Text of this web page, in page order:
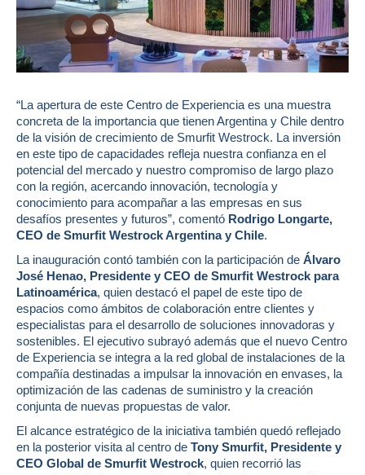
“La apertura de este Centro de Experiencia es una muestra
concreta de la importancia que tienen Argentina y Chile dentro
de la visión de crecimiento de Smurfit Westrock. La inversión
en este tipo de capacidades refleja nuestra confianza en el
potencial del mercado y nuestro compromiso de largo plazo
con la región, acercando innovación, tecnología y
conocimiento para acompañar a las empresas en sus
desafíos presentes y futuros”, comentó Rodrigo Longarte,
CEO de Smurfit Westrock Argentina y Chile.
La inauguración contó también con la participación de Álvaro
José Henao, Presidente y CEO de Smurfit Westrock para
Latinoamérica, quien destacó el papel de este tipo de
espacios como ámbitos de colaboración entre clientes y
especialistas para el desarrollo de soluciones innovadoras y
sostenibles. El ejecutivo subrayó además que el nuevo Centro
de Experiencia se integra a la red global de instalaciones de la
compañía destinadas a impulsar la innovación en envases, la
optimización de las cadenas de suministro y la creación
conjunta de nuevas propuestas de valor.
El alcance estratégico de la iniciativa también quedó reflejado
en la posterior visita al centro de Tony Smurfit, Presidente y
CEO Global de Smurfit Westrock, quien recorrió las